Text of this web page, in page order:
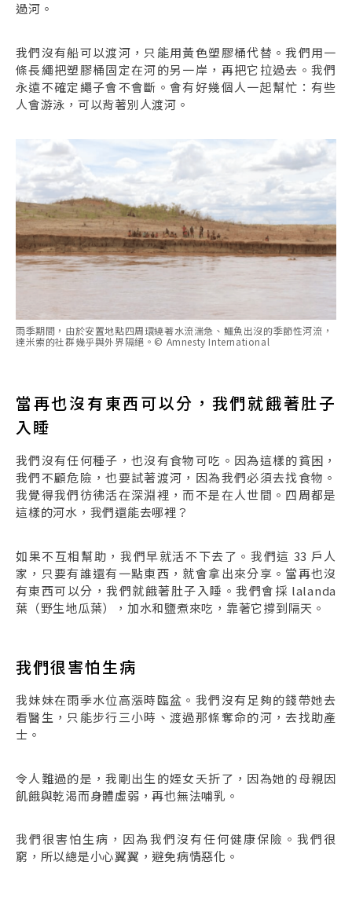
過河。
我們沒有船可以渡河，只能用黃色塑膠桶代替。我們用一
條長繩把塑膠桶固定在河的另一岸，再把它拉過去。我們
永遠不確定繩子會不會斷。會有好幾個人一起幫忙：有些
人會游泳，可以背著別人渡河。
雨季期間，由於安置地點四周環繞著水流湍急、鱷魚出沒的季節性河流，
達米索的社群幾乎與外界隔絕。© Amnesty International
當再也沒有東西可以分，我們就餓著肚子
入睡
我們沒有任何種子，也沒有食物可吃。因為這樣的貧困，
我們不顧危險，也要試著渡河，因為我們必須去找食物。
我覺得我們彷彿活在深淵裡，而不是在人世間。四周都是
這樣的河水，我們還能去哪裡？
如果不互相幫助，我們早就活不下去了。我們這 33 戶人
家，只要有誰還有一點東西，就會拿出來分享。當再也沒
有東西可以分，我們就餓著肚子入睡。我們會採 lalanda
葉（野生地瓜葉），加水和鹽煮來吃，靠著它撐到隔天。
我們很害怕生病
我妹妹在雨季水位高漲時臨盆。我們沒有足夠的錢帶她去
看醫生，只能步行三小時、渡過那條奪命的河，去找助產
士。
令人難過的是，我剛出生的姪女夭折了，因為她的母親因
飢餓與乾渴而身體虛弱，再也無法哺乳。
我們很害怕生病，因為我們沒有任何健康保險。我們很
窮，所以總是小心翼翼，避免病情惡化。